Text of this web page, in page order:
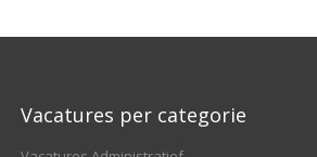
Vacatures per categorie